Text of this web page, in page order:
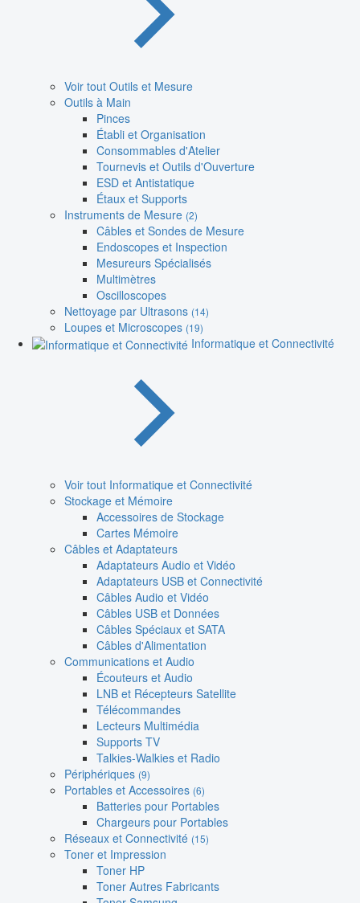
Voir tout Outils et Mesure
Outils à Main
Pinces
Établi et Organisation
Consommables d'Atelier
Tournevis et Outils d'Ouverture
ESD et Antistatique
Étaux et Supports
Instruments de Mesure (2)
Câbles et Sondes de Mesure
Endoscopes et Inspection
Mesureurs Spécialisés
Multimètres
Oscilloscopes
Nettoyage par Ultrasons (14)
Loupes et Microscopes (19)
Informatique et Connectivité
Voir tout Informatique et Connectivité
Stockage et Mémoire
Accessoires de Stockage
Cartes Mémoire
Câbles et Adaptateurs
Adaptateurs Audio et Vidéo
Adaptateurs USB et Connectivité
Câbles Audio et Vidéo
Câbles USB et Données
Câbles Spéciaux et SATA
Câbles d'Alimentation
Communications et Audio
Écouteurs et Audio
LNB et Récepteurs Satellite
Télécommandes
Lecteurs Multimédia
Supports TV
Talkies-Walkies et Radio
Périphériques (9)
Portables et Accessoires (6)
Batteries pour Portables
Chargeurs pour Portables
Réseaux et Connectivité (15)
Toner et Impression
Toner HP
Toner Autres Fabricants